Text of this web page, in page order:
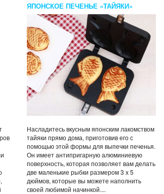
ЯПОНСКОЕ ПЕЧЕНЬЕ «ТАЙЯКИ»
Насладитесь вкусным японским лакомством
тайяки прямо дома, приготовив его с
помощью этой формы для выпечки печенья.
Он имеет антипригарную алюминиевую
поверхность, которая позволяет вам делать
две маленькие рыбки размером 3 х 5
дюймов, которые вы можете наполнить
своей любимой начинкой....